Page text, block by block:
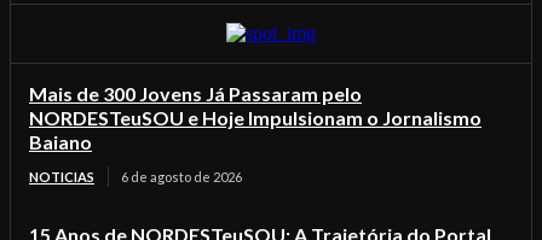
Mais de 300 Jovens Já Passaram pelo
NORDESTeuSOU e Hoje Impulsionam o Jornalismo
Baiano
NOTICIAS 6 de agosto de 2026
15 Anos de NORDESTeuSOU: A Trajetória do Portal